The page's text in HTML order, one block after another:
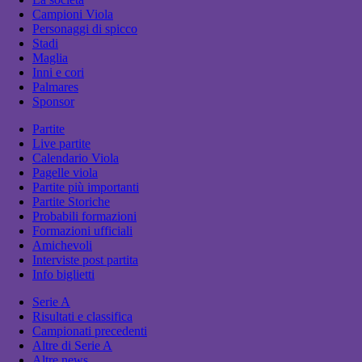
Campioni Viola
Personaggi di spicco
Stadi
Maglia
Inni e cori
Palmares
Sponsor
Partite
Live partite
Calendario Viola
Pagelle viola
Partite più importanti
Partite Storiche
Probabili formazioni
Formazioni ufficiali
Amichevoli
Interviste post partita
Info biglietti
Serie A
Risultati e classifica
Campionati precedenti
Altre di Serie A